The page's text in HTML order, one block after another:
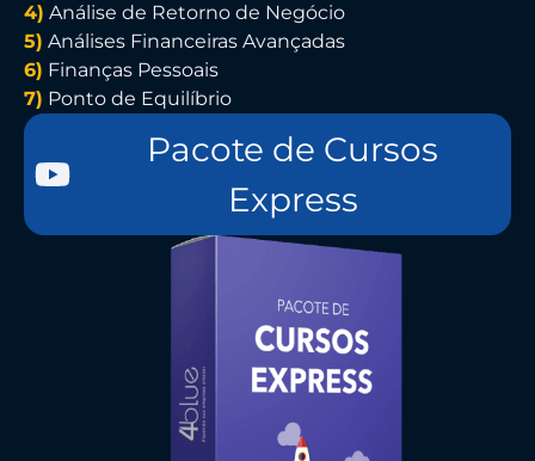
4) Análise de Retorno de Negócio
5) Análises Financeiras Avançadas
6) Finanças Pessoais
7) Ponto de Equilíbrio
Pacote de Cursos
Express